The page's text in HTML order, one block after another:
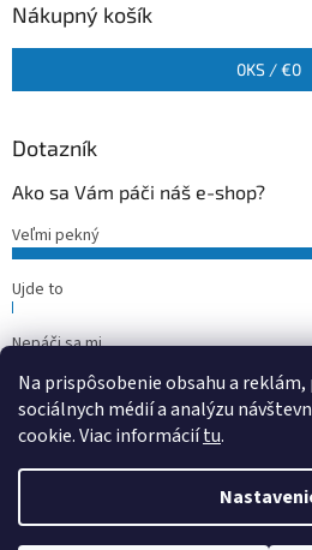
Na prispôsobenie obsahu a
sociálnych médií a analýzu
cookie. Viac informáciítu.
Nákupný košík
0KS /€0
Dotazník
Ako sa Vám páči náš e-shop?
Veľmi pekný
Ujde to
Nepáči sa mi
Počet hlasov:15